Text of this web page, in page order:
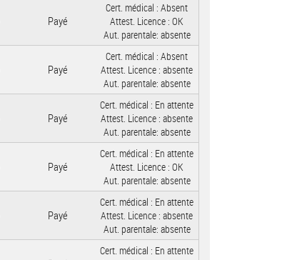
Payé
Cert. médical : Absent
Attest. Licence : OK
Aut. parentale: absente
Payé
Cert. médical : Absent
Attest. Licence : absente
Aut. parentale: absente
Payé
Cert. médical : En attente
Attest. Licence : absente
Aut. parentale: absente
Payé
Cert. médical : En attente
Attest. Licence : OK
Aut. parentale: absente
Payé
Cert. médical : En attente
Attest. Licence : absente
Aut. parentale: absente
Cert. médical : En attente